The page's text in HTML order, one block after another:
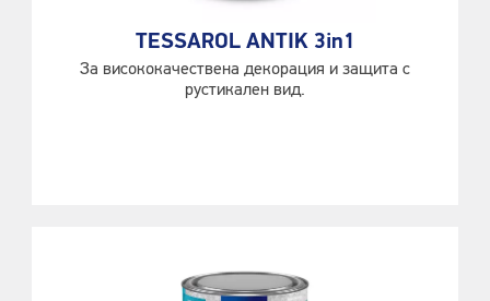
TESSAROL ANTIK 3in1
За висококачествена декорация и защита с
рустикален вид.